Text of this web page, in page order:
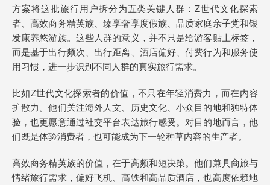
方案将这批旅行用户拆分为五类关键人群：Z世代文化探索
者、高效商务精英族、臻享奢享度假族、品质家庭亲子党和银
发康养悠游族。这些人群的意义，并不只是给游客贴上标签，
而是基于出行频次、出行距离、酒店偏好、付费行为和服务使
用习惯，进一步识别不同人群的真实旅行需求。
比如Z世代文化探索者的价值，不只在年轻消费力，而在内容
扩散力。他们关注海外人文、历史文化、小众目的地和独特体
验，也更愿意通过社交平台表达旅行感受。对目的地而言，他
们既是体验消费者，也可能成为下一轮种草内容的生产者。
高效商务精英族的价值，在于高频和短决策。他们兼具商旅与
情绪旅行需求，偏好飞机、高铁和高品质酒店，也高度依赖地